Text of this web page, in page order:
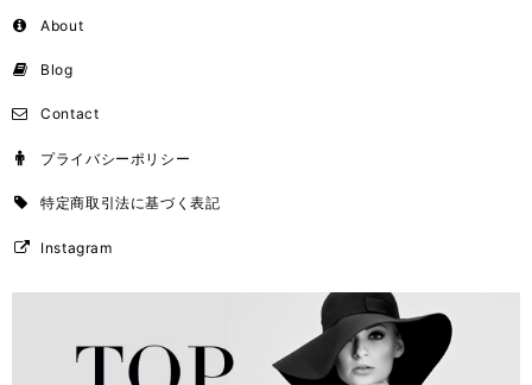
About
Blog
Contact
プライバシーポリシー
特定商取引法に基づく表記
Instagram